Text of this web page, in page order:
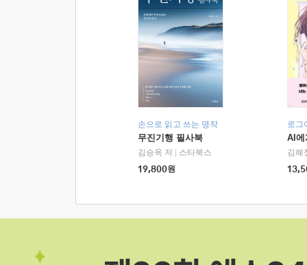
손으로 읽고 쓰는 명작
무진기행 필사북
김승옥 저
스타북스
19,800원
로그
AI에
김혜